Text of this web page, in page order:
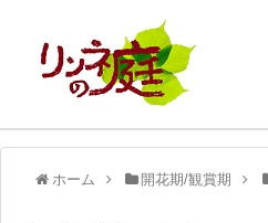
ホーム 開花期/観賞期